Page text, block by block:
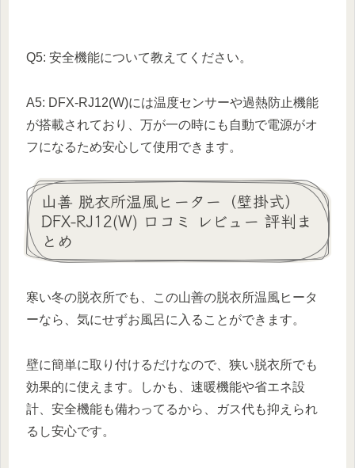
Q5: 安全機能について教えてください。
A5: DFX-RJ12(W)には温度センサーや過熱防止機能
が搭載されており、万が一の時にも自動で電源がオ
フになるため安心して使用できます。
山善 脱衣所温風ヒーター（壁掛式）
DFX-RJ12(W) 口コミ レビュー 評判ま
とめ
寒い冬の脱衣所でも、この山善の脱衣所温風ヒータ
ーなら、気にせずお風呂に入ることができます。
壁に簡単に取り付けるだけなので、狭い脱衣所でも
効果的に使えます。しかも、速暖機能や省エネ設
計、安全機能も備わってるから、ガス代も抑えられ
るし安心です。